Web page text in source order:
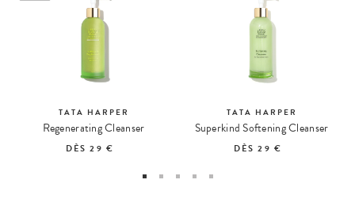
TATA HARPER
Regenerating Cleanser
DÈS29 €
TATA HARPER
Superkind Softening Cleanser
DÈS29 €